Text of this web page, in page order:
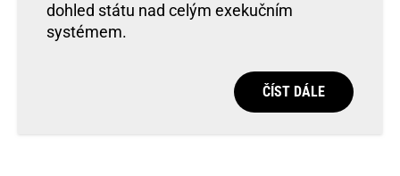
dohled státu nad celým exekučním
systémem.
ČÍST DÁLE